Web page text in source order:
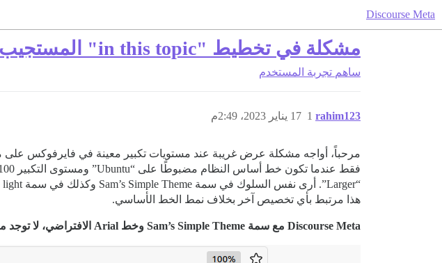
Discourse Meta
مشكلة في تخطيط "in this topic" المستجيب مع خط "Ubuntu" الأساسي
ساهم تجربة المستخدم
rahim123 17 يناير 2023، 2:49م 1
هذا مرتبط بأي تخصيص آخر بخلاف نمط الخط الأساسي.
Discourse Meta مع سمة Sam’s Simple Theme وخط Arial الافتراضي، لا توجد مشكلة (نفس الشيء على موقعي مع خط Arial الأساسي)